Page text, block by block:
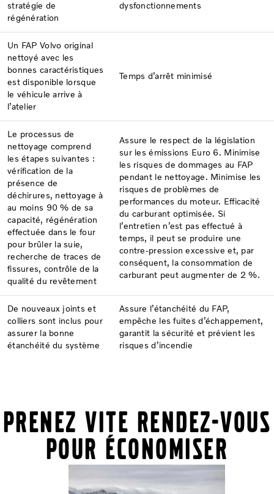
stratégie de
régénération
dysfonctionnements
Un FAP Volvo original
nettoyé avec les
bonnes caractéristiques
est disponible lorsque
le véhicule arrive à
l’atelier
Temps d’arrêt minimisé
Le processus de
nettoyage comprend
les étapes suivantes :
vérification de la
présence de
déchirures, nettoyage à
au moins 90 % de sa
capacité, régénération
effectuée dans le four
pour brûler la suie,
recherche de traces de
fissures, contrôle de la
qualité du revêtement
Assure le respect de la législation
sur les émissions Euro 6. Minimise
les risques de dommages au FAP
pendant le nettoyage. Minimise les
risques de problèmes de
performances du moteur. Efficacité
du carburant optimisée. Si
l’entretien n’est pas effectué à
temps, il peut se produire une
contre-pression excessive et, par
conséquent, la consommation de
carburant peut augmenter de 2 %.
De nouveaux joints et
colliers sont inclus pour
assurer la bonne
étanchéité du système
Assure l’étanchéité du FAP,
empêche les fuites d’échappement,
garantit la sécurité et prévient les
risques d’incendie
Prenez vite rendez-vous
pour économiser